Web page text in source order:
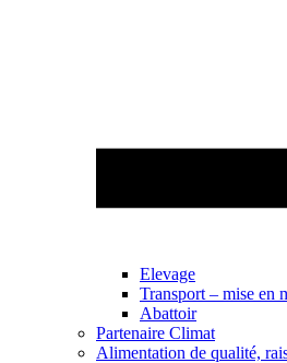
Elevage
Transport – mise en
Abattoir
Partenaire Climat
Alimentation de qualité,